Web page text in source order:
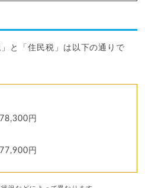
と「住民税」は以下の通りで
円
円